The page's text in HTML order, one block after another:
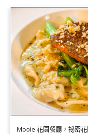
Mooie 花園餐廳，祕密